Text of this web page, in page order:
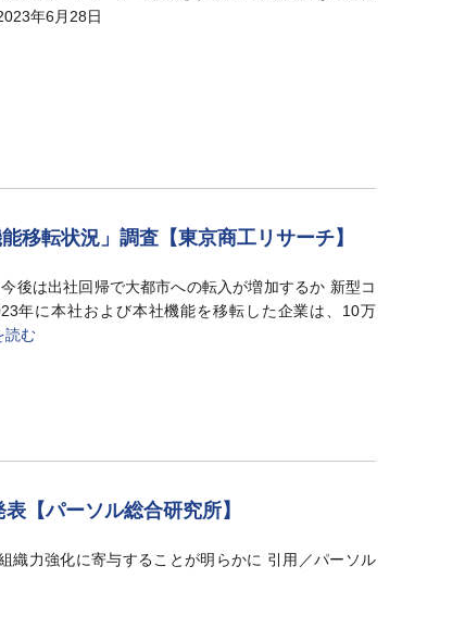
年6月28日
移転状況」調査【東京商工リサーチ】
後は出社回帰で大都市への転入が増加するか 新型コ
年に本社および本社機能を移転した企業は、10万
読む
【パーソル総合研究所】
織力強化に寄与することが明らかに 引用／パーソル